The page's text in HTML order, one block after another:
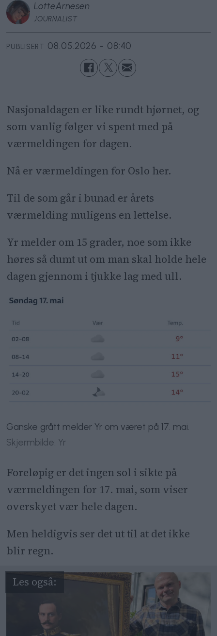
LotteArnesen
JOURNALIST
PUBLISERT 08.05.2026 - 08:40
Nasjonaldagen er like rundt hjørnet, og
som vanlig følger vi spent med på
værmeldingen for dagen.
Nå er værmeldingen for Oslo her.
Til de som går i bunad er årets
værmelding muligens en lettelse.
Yr melder om 15 grader, noe som ikke
høres så dumt ut om man skal holde hele
dagen gjennom i tjukke lag med ull.
Ganske grått melder Yr om været på 17. mai.
Skjermbilde: Yr
Foreløpig er det ingen sol i sikte på
værmeldingen for 17. mai, som viser
overskyet vær hele dagen.
Men heldigvis ser det ut til at det ikke
blir regn.